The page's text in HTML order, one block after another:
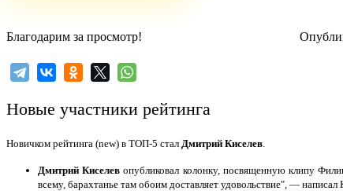
Благодарим за просмотр!
Новые участники рейтинга
Новичком рейтинга (new) в ТОП-5 стал Дмитрий Киселев.
Дмитрий Киселев опубликовал колонку, посвященную клипу
всему, барахтанье там обоим доставляет удовольствие", — написал